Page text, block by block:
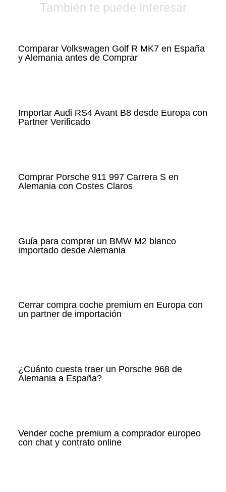
También te puede interesar
Comparar Volkswagen Golf R MK7 en España
y Alemania antes de Comprar
Importar Audi RS4 Avant B8 desde Europa con
Partner Verificado
Comprar Porsche 911 997 Carrera S en
Alemania con Costes Claros
Guía para comprar un BMW M2 blanco
importado desde Alemania
Cerrar compra coche premium en Europa con
un partner de importación
¿Cuánto cuesta traer un Porsche 968 de
Alemania a España?
Vender coche premium a comprador europeo
con chat y contrato online